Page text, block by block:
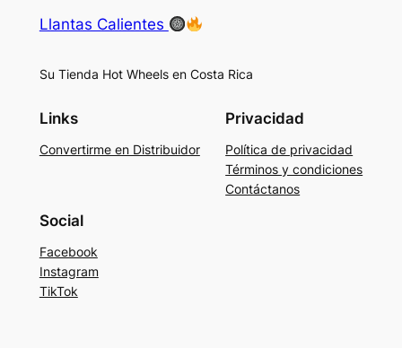
Llantas Calientes
Su Tienda Hot Wheels en Costa Rica
Links
Convertirme en Distribuidor
Privacidad
Política de privacidad
Términos y condiciones
Contáctanos
Social
Facebook
Instagram
TikTok